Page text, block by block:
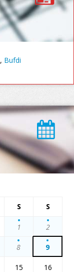
, Bufdi
S S
1 2
8 9
15 16